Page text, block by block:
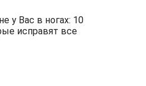
у Вас в ногах: 10
исправят все